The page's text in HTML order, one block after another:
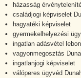
házasság
családjogi képviselet
hagyatéki képviselet
gyermekelhelyezési ügy
ingatlan adásvétel
vagyonmegosztás
ingatlanjogi képviselet
válóperes ügyvéd